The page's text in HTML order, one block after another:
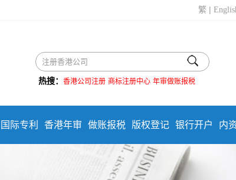
繁 |
热搜： 香港公司注册 商标注册中心 年审做账报税
国际专利 香港年审 做账报税 版权登记 银行开户 内